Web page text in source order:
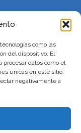
como las
del dispositivo. El
datos como el
únicas en este sitio.
negativamente a